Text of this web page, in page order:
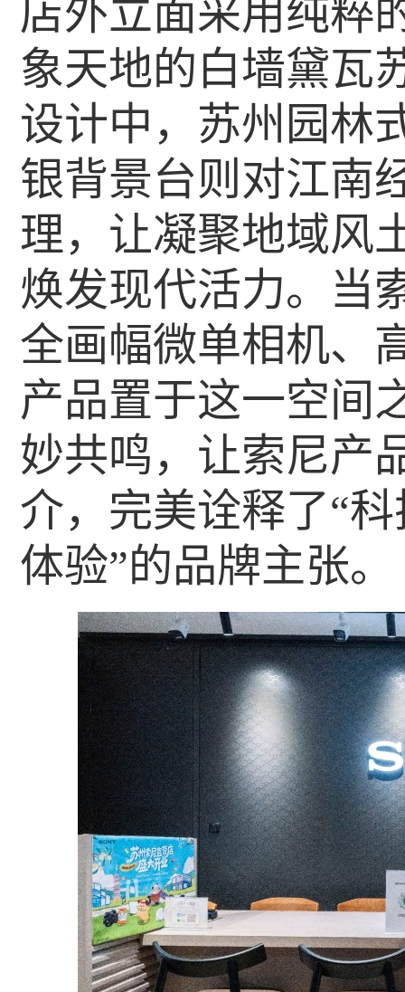
店外立面采用纯粹
象天地的白墙黛瓦
设计中，苏州园林
银背景台则对江南
理，让凝聚地域风
焕发现代活力。当
全画幅微单相机、
产品置于这一空间
妙共鸣，让索尼产
介，完美诠释了“
体验”的品牌主张。